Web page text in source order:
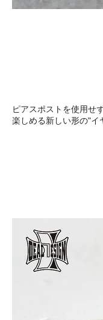
ピアスポストを使用せ
楽しめる新しい形の"イ